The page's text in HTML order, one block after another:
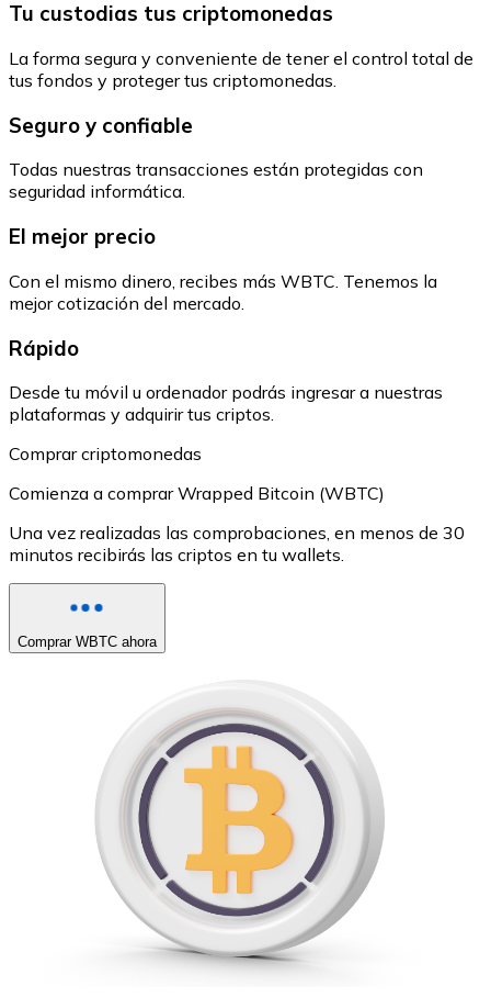
Tu custodias tus criptomonedas
La forma segura y conveniente de tener el control total de
tus fondos y proteger tus criptomonedas.
Seguro y confiable
Todas nuestras transacciones están protegidas con
seguridad informática.
El mejor precio
Con el mismo dinero, recibes más WBTC. Tenemos la
mejor cotización del mercado.
Rápido
Desde tu móvil u ordenador podrás ingresar a nuestras
plataformas y adquirir tus criptos.
Comprar criptomonedas
Comienza a comprar Wrapped Bitcoin (WBTC)
Una vez realizadas las comprobaciones, en menos de 30
minutos recibirás las criptos en tu wallets.
Comprar WBTC ahora